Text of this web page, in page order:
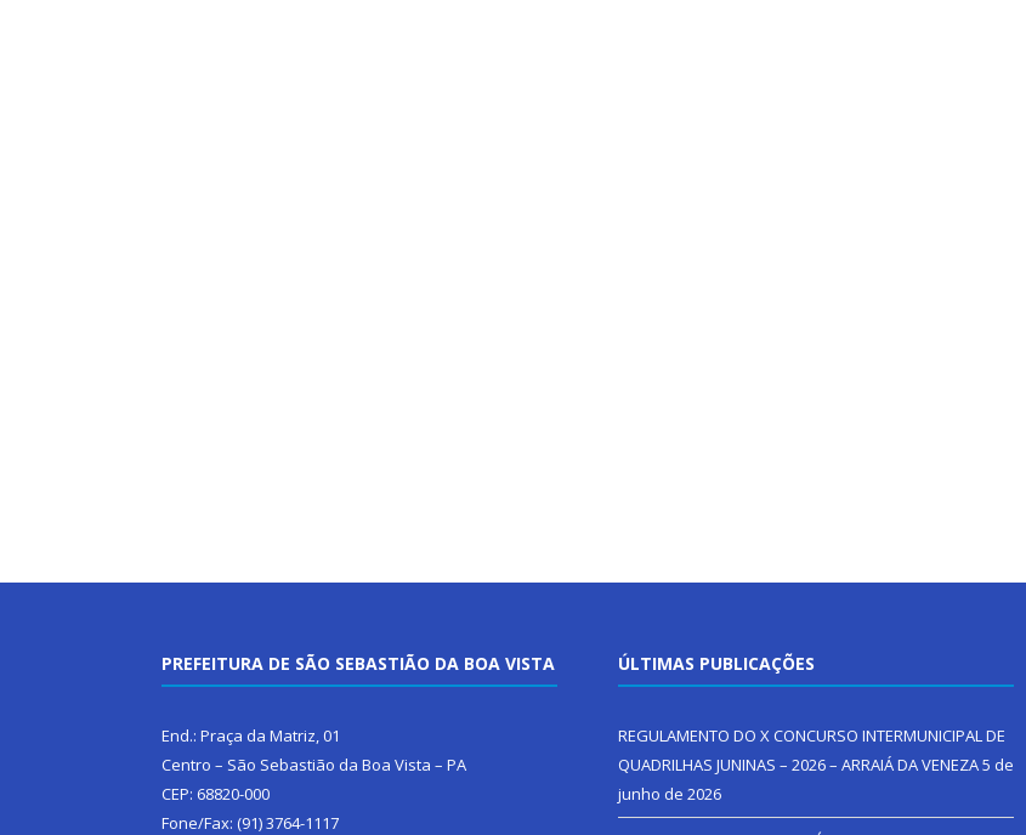
PREFEITURA DE SÃO SEBASTIÃO DA BOA VISTA
End.: Praça da Matriz, 01
Centro – São Sebastião da Boa Vista – PA
CEP: 68820-000
Fone/Fax: (91) 3764-1117
ÚLTIMAS PUBLICAÇÕES
REGULAMENTO DO X CONCURSO INTERMUNICIPAL DE
QUADRILHAS JUNINAS – 2026 – ARRAIÁ DA VENEZA5 de
junho de 2026